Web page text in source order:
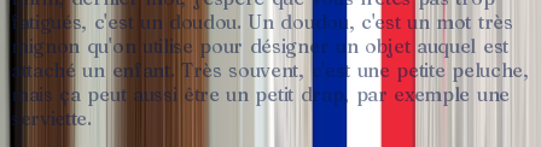
fatigués, c'est un doudou. Un doudou, c'est un mot très
mignon qu'on utilise pour désigner un objet auquel est
attaché un enfant. Très souvent, c'est une petite peluche,
mais ça peut aussi être un petit drap, par exemple une
serviette.